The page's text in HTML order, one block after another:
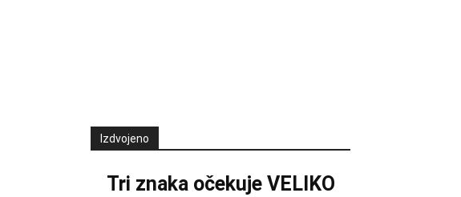
Izdvojeno
Tri znaka očekuje VELIKO